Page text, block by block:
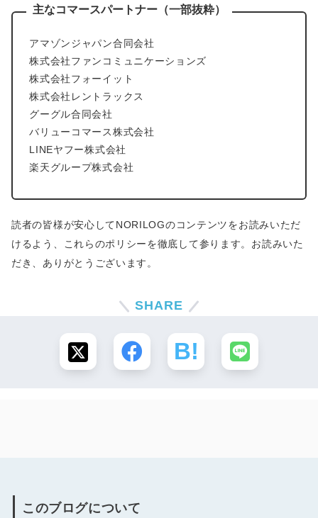
主なコマースパートナー（一部抜粋）
アマゾンジャパン合同会社
株式会社ファンコミュニケーションズ
株式会社フォーイット
株式会社レントラックス
グーグル合同会社
バリューコマース株式会社
LINEヤフー株式会社
楽天グループ株式会社
読者の皆様が安心してNORILOGのコンテンツをお読みいただ
けるよう、これらのポリシーを徹底して参ります。お読みいた
だき、ありがとうございます。
SHARE
このブログについて